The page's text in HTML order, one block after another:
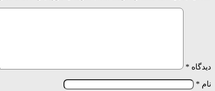
دیدگاه *
نام *